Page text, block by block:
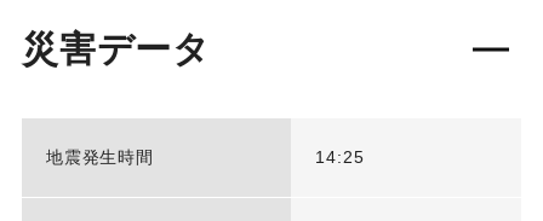
災害データ
地震発生時間 14:25